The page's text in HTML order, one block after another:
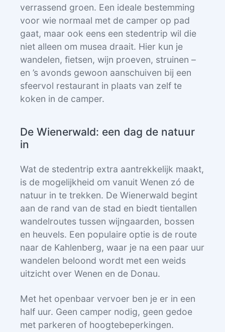
verrassend groen. Een ideale bestemming
voor wie normaal met de camper op pad
gaat, maar ook eens een stedentrip wil die
niet alleen om musea draait. Hier kun je
wandelen, fietsen, wijn proeven, struinen –
en ’s avonds gewoon aanschuiven bij een
sfeervol restaurant in plaats van zelf te
koken in de camper.
De Wienerwald: een dag de natuur
in
Wat de stedentrip extra aantrekkelijk maakt,
is de mogelijkheid om vanuit Wenen zó de
natuur in te trekken. De Wienerwald begint
aan de rand van de stad en biedt tientallen
wandelroutes tussen wijngaarden, bossen
en heuvels. Een populaire optie is de route
naar de Kahlenberg, waar je na een paar uur
wandelen beloond wordt met een weids
uitzicht over Wenen en de Donau.
Met het openbaar vervoer ben je er in een
half uur. Geen camper nodig, geen gedoe
met parkeren of hoogtebeperkingen.